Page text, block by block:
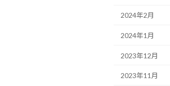
2024年2月
2024年1月
2023年12月
2023年11月